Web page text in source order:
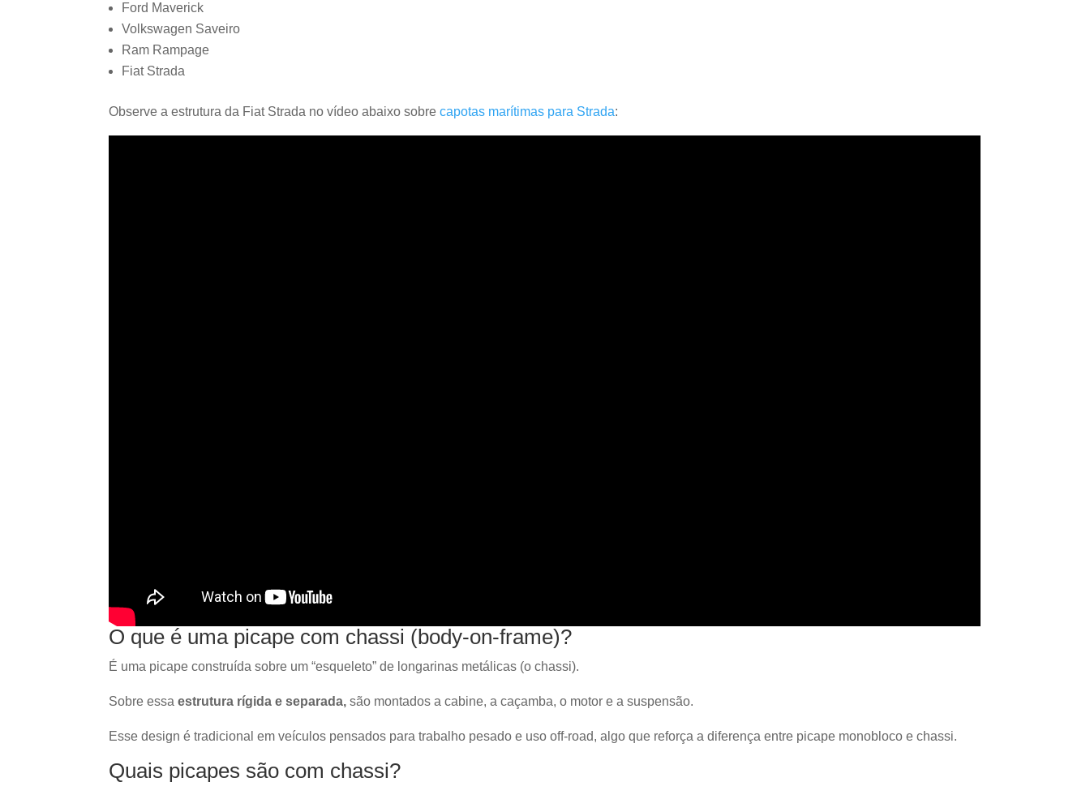
Ford Maverick
Volkswagen Saveiro
Ram Rampage
Fiat Strada
Observe a estrutura da Fiat Strada no vídeo abaixo sobrecapotas marítimas para Strada:
O que é uma picape com chassi (body-on-frame)?
É uma picape construída sobre um “esqueleto” de longarinas metálicas (o chassi).
Sobre essa estrutura rígida e separada,são montados a cabine, a caçamba, o motor e a suspensão.
Esse design é tradicional em veículos pensados para trabalho pesado e uso off-road, algo que reforça a diferença entre picape monobloco e chassi.
Quais picapes são com chassi?